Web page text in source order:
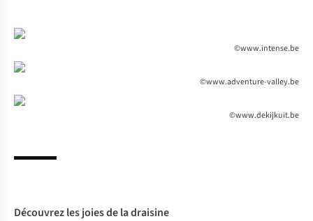
©www.intense.be
©www.adventure-valley.be
©www.dekijkuit.be
Découvrez les joies de ladraisine